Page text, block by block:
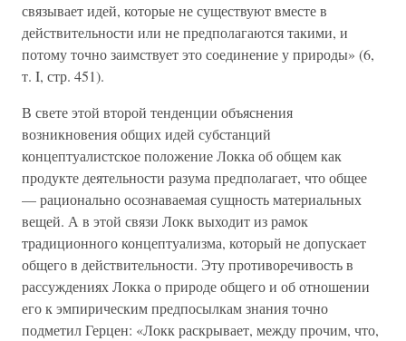
связывает идей, которые не существуют вместе в
действительности или не предполагаются такими, и
потому точно заимствует это соединение у природы» (6,
т. I, стр. 451).
В свете этой второй тенденции объяснения
возникновения общих идей субстанций
концептуалистское положение Локка об общем как
продукте деятельности разума предполагает, что общее
— рационально осознаваемая сущность материальных
вещей. А в этой связи Локк выходит из рамок
традиционного концептуализма, который не допускает
общего в действительности. Эту противоречивость в
рассуждениях Локка о природе общего и об отношении
его к эмпирическим предпосылкам знания точно
подметил Герцен: «Локк раскрывает, между прочим, что,